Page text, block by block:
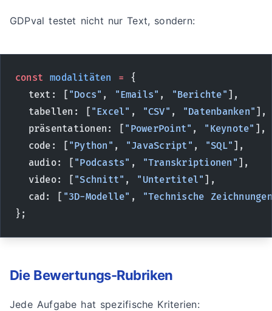
GDPval testet nicht nur Text, sondern:
const modalitäten = {
  text: [
"Docs" , "Emails" , "Berichte" ],
  tabellen: [
"Excel" , "CSV" , "Datenbanken" ],
  präsentationen: [
"PowerPoint" , "Keynote" ],
  code: [
"Python" , "JavaScript" , "SQL" ],
  audio: [
"Podcasts" , "Transkriptionen" ],
  video: [
"Schnitt" , "Untertitel" ],
  cad: [
"3D-Modelle" ,
"Technische
};
Die Bewertungs-Rubriken
Jede Aufgabe hat spezifische Kriterien: